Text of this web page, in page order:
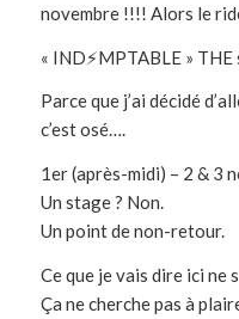
novembre !!!! Alors le
« IND⚡MPTABLE »
Parce que j’ai décidé
c’est osé….
1er (après-midi) – 2 & 3
Un stage ? Non.
Un point de non-retour.
Ce que je vais dire ici ne
Ça ne cherche pas à